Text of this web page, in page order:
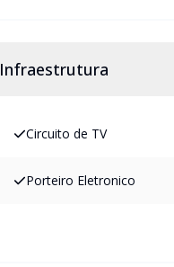
Infraestrutura
Circuito de TV
Porteiro Eletronico